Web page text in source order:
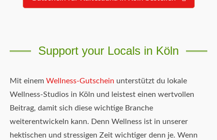
Support your Locals in Köln
Mit einem Wellness-Gutschein unterstützt du lokale
Wellness-Studios in Köln und leistest einen wertvollen
Beitrag, damit sich diese wichtige Branche
weiterentwickeln kann. Denn Wellness ist in unserer
hektischen und stressigen Zeit wichtiger denn je. Wenn